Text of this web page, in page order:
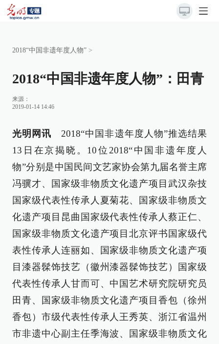
2018“中国非遗年度人物” >
2018“中国非遗年度人物”：田青
来源：
2019-01-14 14:46
光明网讯 2018“中国非遗年度人物”推选结果
13日在京揭晓。10位2018“中国非遗年度人
物”分别是中国民间文艺家协会第九届名誉主席
冯骥才、国家级非物质文化遗产项目武汉杂技
国家级代表性传承人夏菊花、国家级非物质文
化遗产项目昆曲国家级代表性传承人蔡正仁、
国家级非物质文化遗产项目北京评书国家级代
表性传承人连丽如、国家级非物质文化遗产项
目漆器髹饰技艺（徽州漆器髹饰技艺）国家级
代表性传承人甘而可、中国艺术研究院研究员
田青、国家级非物质文化遗产项目香包（徐州
香包）市级代表性传承人王秀英、浙江省温州
市非遗中心副主任季海波、国家级非物质文化